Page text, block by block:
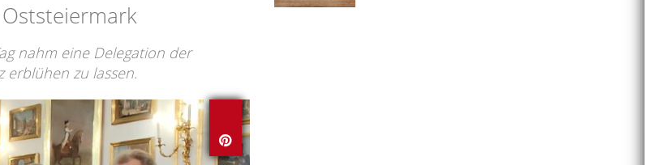
nahm eine Delegation der
erblühen zu lassen.